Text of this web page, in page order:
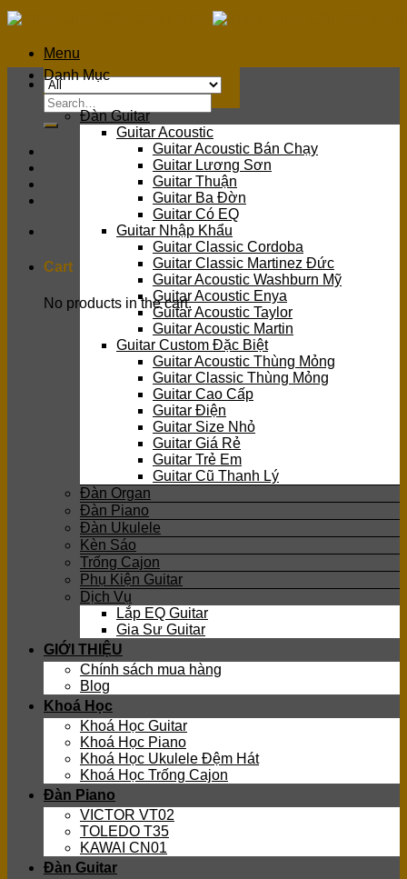
Skip
to
contentMenu
Search
for:
Cart
No products in the cart.
Danh Mục
Đàn Guitar
Guitar Acoustic
Guitar Acoustic Bán Chạy
Guitar Lương Sơn
Guitar Thuận
Guitar Ba Đờn
Guitar Có EQ
Guitar Nhập Khẩu
Guitar Classic Cordoba
Guitar Classic Martinez Đức
Guitar Acoustic Washburn Mỹ
Guitar Acoustic Enya
Guitar Acoustic Taylor
Guitar Acoustic Martin
Guitar Custom Đặc Biệt
Guitar Acoustic Thùng Mỏng
Guitar Classic Thùng Mỏng
Guitar Cao Cấp
Guitar Điện
Guitar Size Nhỏ
Guitar Giá Rẻ
Guitar Trẻ Em
Guitar Cũ Thanh Lý
Đàn Organ
Đàn Piano
Đàn Ukulele
Kèn Sáo
Trống Cajon
Phụ Kiện Guitar
Dịch Vụ
Lắp EQ Guitar
Gia Sư Guitar
GIỚI THIỆU
Chính sách mua hàng
Blog
Khoá Học
Khoá Học Guitar
Khoá Học Piano
Khoá Học Ukulele Đệm Hát
Khoá Học Trống Cajon
Đàn Piano
VICTOR VT02
TOLEDO T35
KAWAI CN01
Đàn Guitar